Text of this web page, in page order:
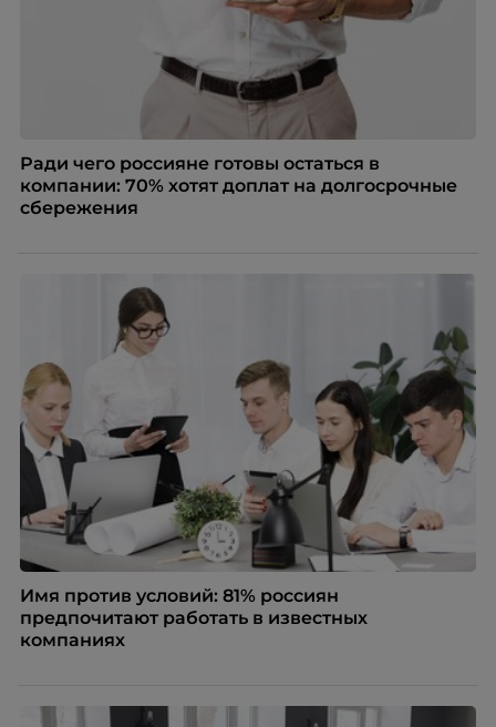
Ради чего россияне готовы остаться в
компании: 70% хотят доплат на долгосрочные
сбережения
Имя против условий: 81% россиян
предпочитают работать в известных
компаниях